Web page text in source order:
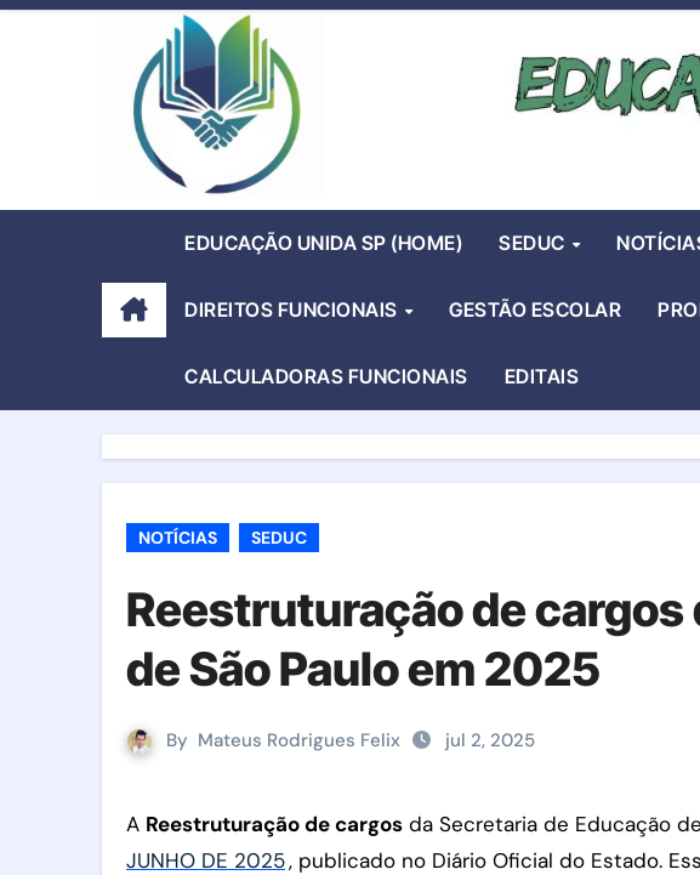
Skip
EDUCAÇÃO UNIDA SP (HOME) SEDUC
DIREITOS FUNCIONAIS GESTÃO ESCOLAR
CALCULADORAS FUNCIONAIS EDITAIS
NOTÍCIAS SEDUC
Reestruturação de cargos
de São Paulo em 2025
By Mateus Rodrigues Felix jul 2, 2025
Reestruturação de cargos da Secretaria de Educação
JUNHO DE 2025, publicado no Diário Oficial do Estado.